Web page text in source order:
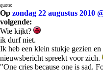
quote:
Op zondag 22 augustus 2010
volgende:
Wie kijkt?
ik durf niet.
Ik heb een klein stukje gezien
nieuwsbericht spreekt voor zich.
"One cries because one is sad.